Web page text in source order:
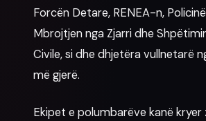
Forcën Detare, RENEA-n,
Mbrojtjen nga Zjarri dhe
Civile, si dhe dhjetëra vullnetarë
më gjerë.
Ekipet e polumbarëve kanë